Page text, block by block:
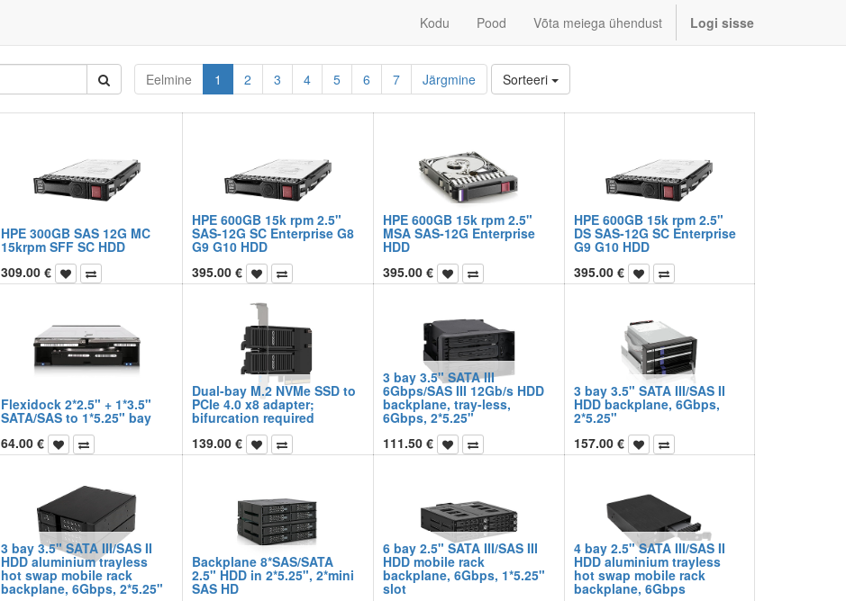
Kodu Pood Võta meiega ühendust Logi sisse
Eelmine 1 2 3 4 5 6 7 Järgmine Sorteeri
HPE 300GB SAS 12G MC
15krpm SFF SC HDD
309.00€
HPE 600GB 15k rpm 2.5"
SAS-12G SC Enterprise G8
G9 G10 HDD
395.00€
HPE 600GB 15k rpm 2.5"
MSA SAS-12G Enterprise
HDD
395.00€
HPE 600GB 15k rpm 2.5"
DS SAS-12G SC Enterprise
G9 G10 HDD
395.00€
Flexidock 2*2.5" + 1*3.5"
SATA/SAS to 1*5.25" bay
64.00€
Dual-bay M.2 NVMe SSD to
PCIe 4.0 x8 adapter;
bifurcation required
139.00€
3 bay 3.5" SATA III
6Gbps/SAS III 12Gb/s HDD
backplane, tray-less,
6Gbps, 2*5.25"
111.50€
3 bay 3.5" SATA III/SAS II
HDD backplane, 6Gbps,
2*5.25"
157.00€
3 bay 3.5" SATA III/SAS II
HDD aluminium trayless
hot swap mobile rack
backplane, 6Gbps, 2*5.25"
Backplane 8*SAS/SATA
2.5" HDD in 2*5.25", 2*mini
SAS HD
6 bay 2.5" SATA III/SAS III
HDD mobile rack
backplane, 6Gbps, 1*5.25"
slot
4 bay 2.5" SATA III/SAS II
HDD aluminium trayless
hot swap mobile rack
backplane, 6Gbps